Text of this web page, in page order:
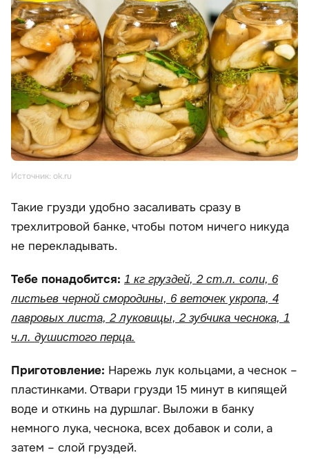
Источник: ok.ru
Такие грузди удобно засаливать сразу в
трехлитровой банке, чтобы потом ничего никуда
не перекладывать.
Тебе понадобится: 1 кг груздей, 2 ст.л. соли, 6
листьев черной смородины, 6 веточек укропа, 4
лавровых листа, 2 луковицы, 2 зубчика чеснока, 1
ч.л. душистого перца.
Приготовление: Нарежь лук кольцами, а чеснок –
пластинками. Отвари грузди 15 минут в кипящей
воде и откинь на дуршлаг. Выложи в банку
немного лука, чеснока, всех добавок и соли, а
затем – слой груздей.